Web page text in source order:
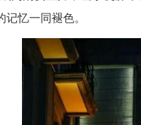
闻10月15日电
(童
准规范的服务……
代”成为消费主力
一代人的记忆一同褪